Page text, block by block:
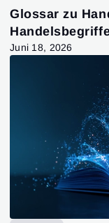
Glossar zu
sollte
Juni 18, 2026